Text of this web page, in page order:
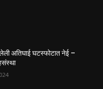
अतिघाई घटस्फोटात नेई –